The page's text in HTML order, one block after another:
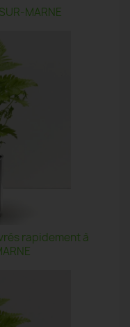
MARNE
rapidement à